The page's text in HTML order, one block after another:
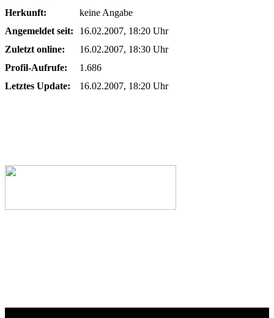
Herkunft:
keine Angabe
Angemeldet seit:
16.02.2007, 18:20 Uhr
Zuletzt online:
16.02.2007, 18:30 Uhr
Profil-Aufrufe:
1.686
Letztes Update:
16.02.2007, 18:20 Uhr